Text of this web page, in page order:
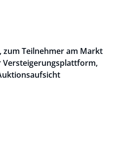
zum Teilnehmer am Markt